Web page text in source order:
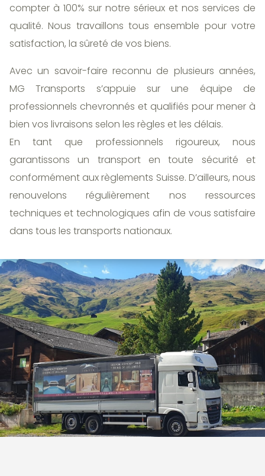
compter à 100% sur notre sérieux et nos services de
qualité. Nous travaillons tous ensemble pour votre
satisfaction, la sûreté de vos biens.
Avec un savoir-faire reconnu de plusieurs années,
MG Transports s’appuie sur une équipe de
professionnels chevronnés et qualifiés pour mener à
bien vos livraisons selon les règles et les délais.
En tant que professionnels rigoureux, nous
garantissons un transport en toute sécurité et
conformément aux règlements Suisse. D’ailleurs, nous
renouvelons régulièrement nos ressources
techniques et technologiques afin de vous satisfaire
dans tous les transports nationaux.